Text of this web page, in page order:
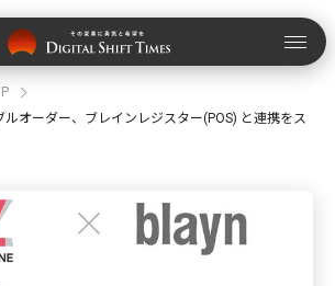
ルオーダー、ブレインレジスター(POS) と連携をス